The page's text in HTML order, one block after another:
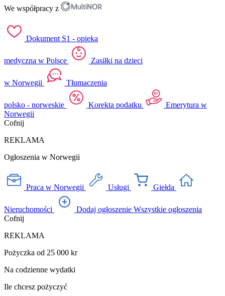
We współpracy z
Dokument S1 - opieka
medyczna w Polsce Zasiłki na dzieci
w Norwegii Tłumaczenia
polsko - norweskie Korekta podatku
Emerytura w
Norwegii
Cofnij
REKLAMA
Ogłoszenia w Norwegii
Praca w Norwegii Usługi Giełda
Nieruchomości Dodaj ogłoszenie Wszystkie ogłoszenia
Cofnij
REKLAMA
Pożyczka od 25 000 kr
Na codzienne wydatki
Ile chcesz pożyczyć